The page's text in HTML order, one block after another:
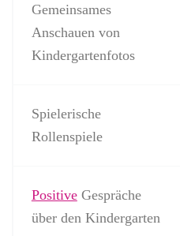
Gemeinsames
Anschauen von
Kindergartenfotos
Spielerische
Rollenspiele
PositiveGespräche
über den Kindergarten